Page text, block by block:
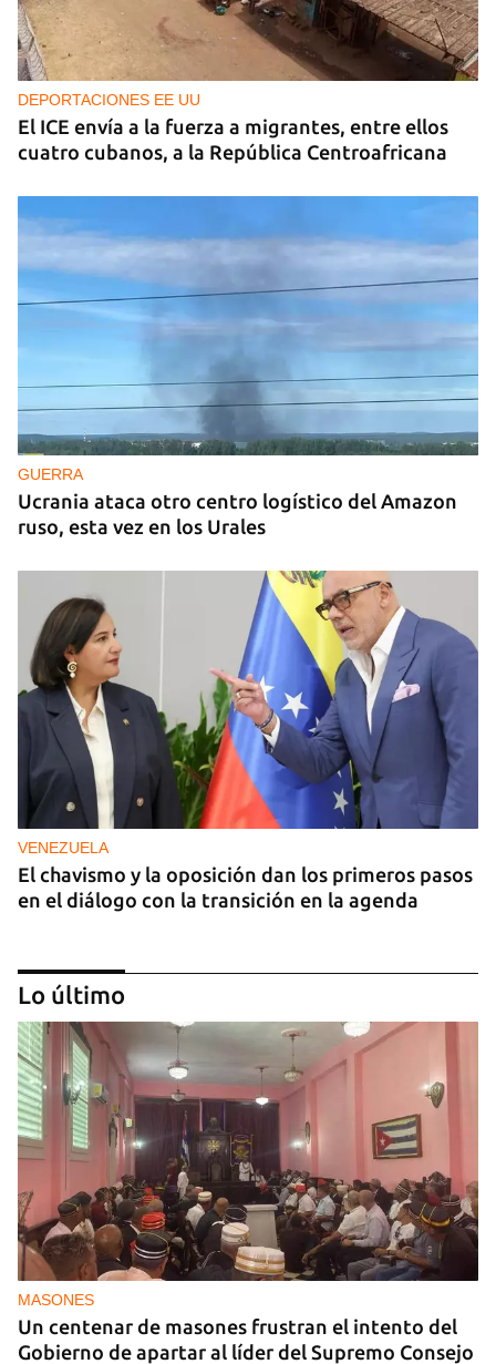
Para poder guardar como favorito, primero has de
iniciar sesión con tu cuenta de 14ymedio.
INICIAR SESIÓN
DEPORTACIONES EE UU
El ICE envía a la fuerza a migrantes, entre ellos
cuatro cubanos, a la República Centroafricana
GUERRA
Ucrania ataca otro centro logístico del Amazon
ruso, esta vez en los Urales
VENEZUELA
El chavismo y la oposición dan los primeros pasos
en el diálogo con la transición en la agenda
NICARAGUA
EE UU propone a la OEA convocar a los
cancilleres para "tomar medidas" contra las
decisiones de Ortega
Lo último
MASONES
Un centenar de masones frustran el intento del
Gobierno de apartar al líder del Supremo Consejo